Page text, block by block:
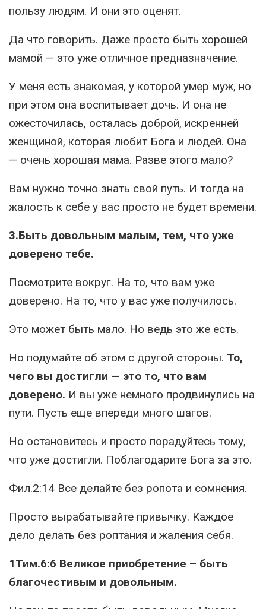
пользу людям. И они это оценят.
Да что говорить. Даже просто быть хорошей
мамой — это уже отличное предназначение.
У меня есть знакомая, у которой умер муж, но
при этом она воспитывает дочь. И она не
ожесточилась, осталась доброй, искренней
женщиной, которая любит Бога и людей. Она
— очень хорошая мама. Разве этого мало?
Вам нужно точно знать свой путь. И тогда на
жалость к себе у вас просто не будет времени.
3.Быть довольным малым, тем, что уже
доверено тебе.
Посмотрите вокруг. На то, что вам уже
доверено. На то, что у вас уже получилось.
Это может быть мало. Но ведь это же есть.
Но подумайте об этом с другой стороны. То,
чего вы достигли — это то, что вам
доверено. И вы уже немного продвинулись на
пути. Пусть еще впереди много шагов.
Но остановитесь и просто порадуйтесь тому,
что уже достигли. Поблагодарите Бога за это.
Фил.2:14 Все делайте без ропота и сомнения.
Просто вырабатывайте привычку. Каждое
дело делать без роптания и жаления себя.
1Тим.6:6 Великое приобретение – быть
благочестивым и довольным.